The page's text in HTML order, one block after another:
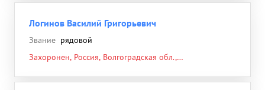
Логинов Василий Григорьевич
Звание рядовой
Захоронен, Россия, Волгоградская обл.,
26.08.1942